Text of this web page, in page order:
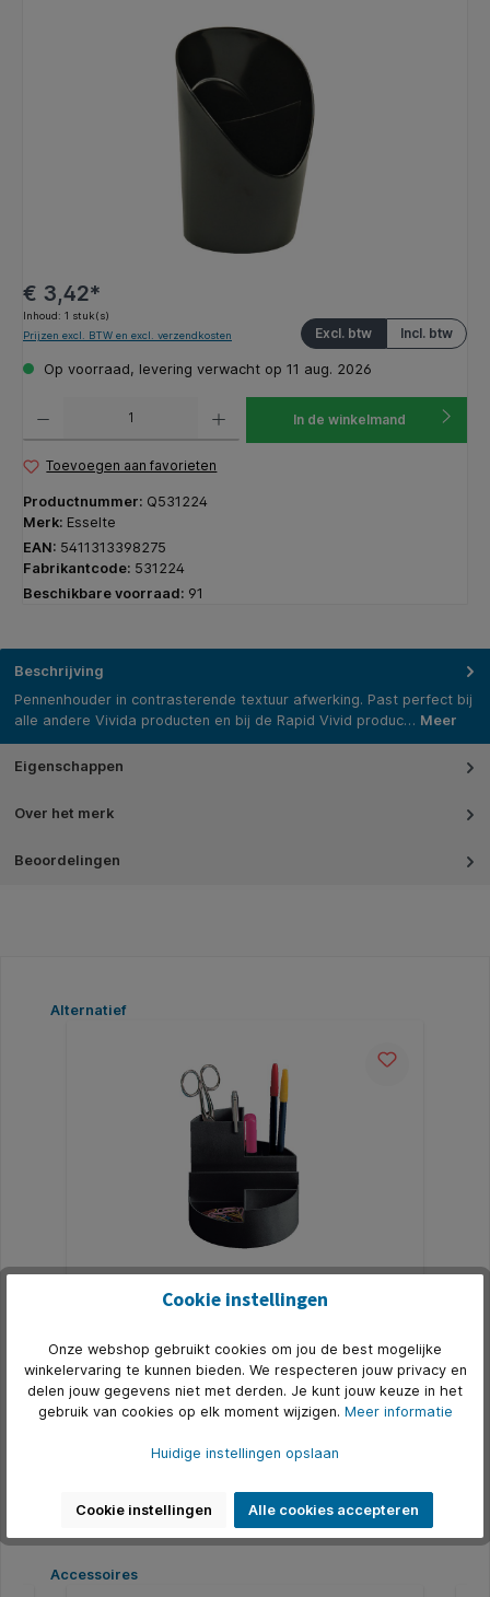
Afbeeldingengalerij overslaan
€ 3,42*
Inhoud: 1 stuk(s)
Incl. btw
Excl. btw
Prijzen excl. BTW en excl. verzendkosten
Op voorraad, levering verwacht op 11 aug. 2026
In de winkelmand
Toevoegen aan favorieten
Productnummer: Q531224
Merk: Esselte
EAN: 5411313398275
Fabrikantcode: 531224
Beschikbare voorraad: 91
Beschrijving
Pennenhouder in contrasterende textuur afwerking. Past perfect bij
alle andere Vivida producten en bij de Rapid Vivid produc… Meer
Eigenschappen
Over het merk
Beoordelingen
Productgalerij overslaan
Alternatief
Ø140x125mm zwart
bureauorganiser. * Altijd een opgeruimd bureau. * Van
slagvast ABS, met hoogglansoppervlakte. * Met
brieven- en memovak. * Met 7 royale afzonderlijke
vakken. * Ø14cm, hoogte 12,5cm.
Art. Nr.:Q370021
Productgalerij overslaan
Accessoires
Cookie instellingen
Onze webshop gebruikt cookies om jou de best mogelijke
winkelervaring te kunnen bieden. We respecteren jouw privacy en
delen jouw gegevens niet met derden. Je kunt jouw keuze in het
gebruik van cookies op elk moment wijzigen. Meer informatie
Huidige instellingen opslaan
Cookie instellingen Alle cookies accepteren